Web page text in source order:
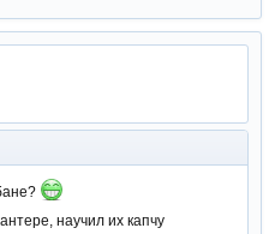
научил их капчу